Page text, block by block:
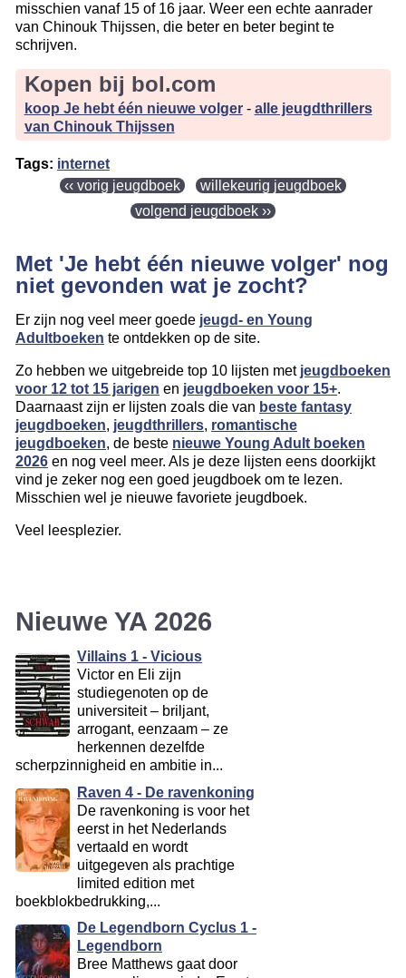
misschien vanaf 15 of 16 jaar. Weer een echte aanrader
van Chinouk Thijssen, die beter en beter begint te
schrijven.
Kopen bij bol.com
koop Je hebt één nieuwe volger- alle jeugdthrillers
van Chinouk Thijssen
Tags: internet
‹‹ vorig jeugdboek
willekeurig jeugdboek
volgend jeugdboek ››
Met 'Je hebt één nieuwe volger' nog
niet gevonden wat je zocht?
Er zijn nog veel meer goede jeugd- en Young
Adultboeken te ontdekken op de site.
Zo hebben we uitgebreide top 10 lijsten met jeugdboeken
voor 12 tot 15 jarigen en jeugdboeken voor 15+.
Daarnaast zijn er lijsten zoals die van beste fantasy
jeugdboeken, jeugdthrillers, romantische
jeugdboeken, de beste nieuwe Young Adult boeken
2026 en nog veel meer. Als je deze lijsten eens doorkijkt
vind je zeker nog een goed jeugdboek om te lezen.
Misschien wel je nieuwe favoriete jeugdboek.
Veel leesplezier.
Nieuwe YA 2026
Villains 1 - Vicious
Victor en Eli zijn
studiegenoten op de
universiteit – briljant,
arrogant, eenzaam – ze
herkennen dezelfde
scherpzinnigheid en ambitie in...
Raven 4 - De ravenkoning
De ravenkoning is voor het
eerst in het Nederlands
vertaald en wordt
uitgegeven als prachtige
limited edition met
boekblokbedrukking,...
De Legendborn Cyclus 1 -
Legendborn
Bree Matthews gaat door